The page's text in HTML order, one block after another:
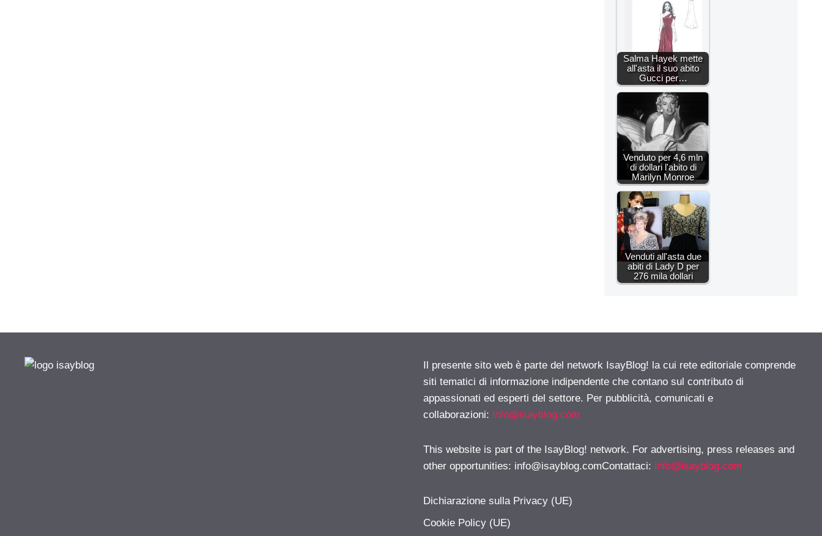
Salma Hayek mette
all'asta il suo abito
Gucci per…
Venduto per 4,6 mln
di dollari l'abito di
Marilyn Monroe
Venduti all'asta due
abiti di Lady D per
276 mila dollari
Il presente sito web è parte del network IsayBlog! la cui rete editoriale comprende
siti tematici di informazione indipendente che contano sul contributo di
appassionati ed esperti del settore. Per pubblicità, comunicati e
collaborazioni: info@isayblog.com
This website is part of the IsayBlog! network. For advertising, press releases and
other opportunities: info@isayblog.comContattaci: info@isayblog.com
Dichiarazione sulla Privacy (UE)
Cookie Policy (UE)